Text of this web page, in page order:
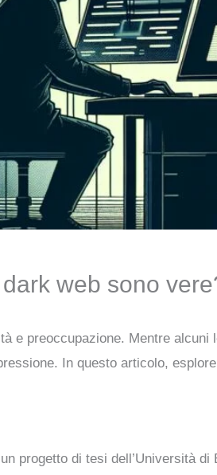
web sono
e preoccupazione. Mentre
In questo articolo,
progetto di tesi dell’Università